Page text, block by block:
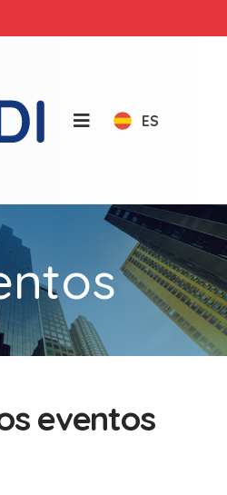
ES
eventos